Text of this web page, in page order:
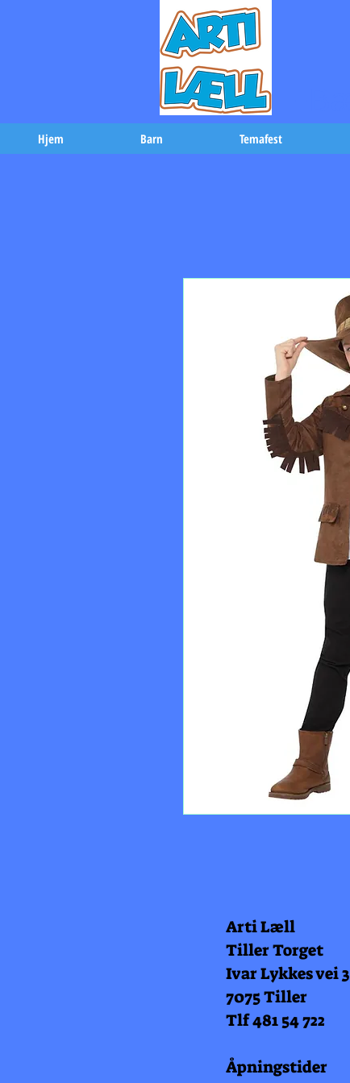
Hjem Barn Temafest
Arti Læll
Tiller Torget
Ivar Lykkes vei 3
7075 Tiller
Tlf 481 54 722
Åpningstider